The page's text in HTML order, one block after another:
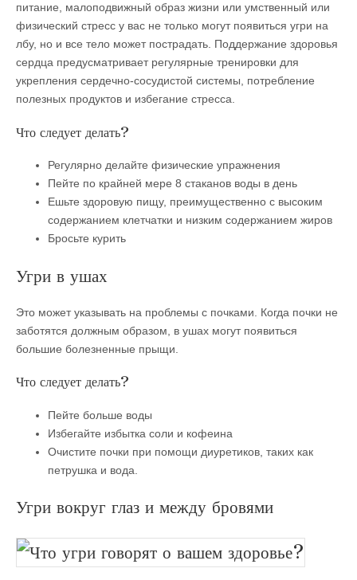
питание, малоподвижный образ жизни или умственный или
физический стресс у вас не только могут появиться угри на
лбу, но и все тело может пострадать. Поддержание здоровья
сердца предусматривает регулярные тренировки для
укрепления сердечно-сосудистой системы, потребление
полезных продуктов и избегание стресса.
Что следует делать?
Регулярно делайте физические упражнения
Пейте по крайней мере 8 стаканов воды в день
Ешьте здоровую пищу, преимущественно с высоким
содержанием клетчатки и низким содержанием жиров
Бросьте курить
Угри в ушах
Это может указывать на проблемы с почками. Когда почки не
заботятся должным образом, в ушах могут появиться
большие болезненные прыщи.
Что следует делать?
Пейте больше воды
Избегайте избытка соли и кофеина
Очистите почки при помощи диуретиков, таких как
петрушка и вода.
Угри вокруг глаз и между бровями